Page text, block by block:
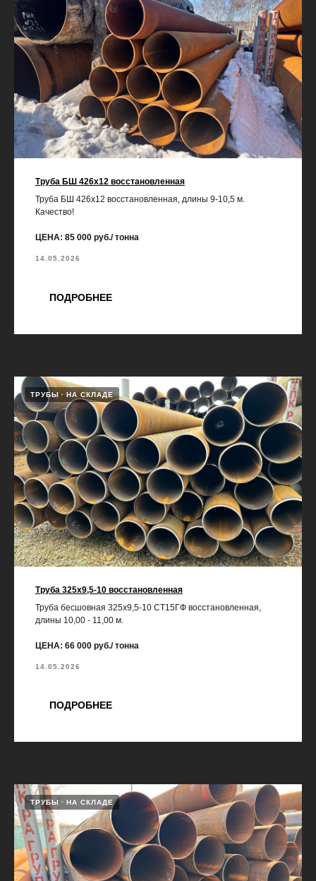
Труба БШ 426х12 восстановленная
Труба БШ 426х12 восстановленная, длины 9-10,5 м.
Качество!
ЦЕНА: 85 000 руб./ тонна
14.05.2026
ПОДРОБНЕЕ
ТРУБЫ НА СКЛАДЕ
Труба 325х9,5-10 восстановленная
Труба бесшовная 325х9,5-10 СТ15ГФ восстановленная,
длины 10,00 - 11,00 м.
ЦЕНА: 66 000 руб./ тонна
14.05.2026
ПОДРОБНЕЕ
ТРУБЫ НА СКЛАДЕ